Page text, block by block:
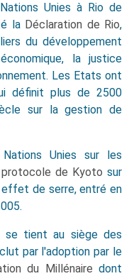
Unies à Rio de
la Déclaration de Rio,
du développement
la justice
Les Etats ont
définit plus de 2500
sur la gestion de
Unies sur les
protocole de Kyoto sur
effet de serre, entré en
se tient au siège des
par l'adoption par le
du Millénaire dont